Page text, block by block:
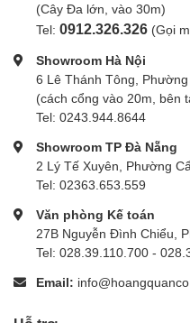
(Cây Đa lớn, vào 30m)
Tel: 0912.326.326 (Gọi
Showroom Hà Nội
6 Lê Thánh Tông,
(cách cổng vào 20m, bên
Tel: 0243.944.8644
Showroom TP Đà Nẵng
2 Lý Tế Xuyên, Phường
Tel: 02363.653.559
Văn phòng Kế toán
27B Nguyễn Đình Chiểu,
Tel: 028.39.110.700 -
Email: